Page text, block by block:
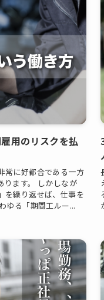
用のリスクを払
常に好都合である一方
ります。 しかしなが
を繰り返せば、仕事を
ゆる「期間工ルー...